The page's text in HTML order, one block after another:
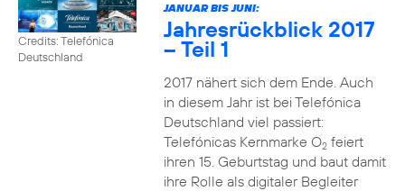
Credits: Telefónica
Deutschland
JANUAR BIS JUNI:
Jahresrückblick 2017
– Teil 1
2017 nähert sich dem Ende. Auch
in diesem Jahr ist bei Telefónica
Deutschland viel passiert:
Telefónicas Kernmarke O2feiert
ihren 15. Geburtstag und baut damit
ihre Rolle als digitaler Begleiter